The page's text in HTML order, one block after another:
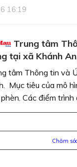
16:19
Trung tâm
tại xã Khánh
tâm Thông tin và
Mục tiêu của mô
Các điểm
Chăm